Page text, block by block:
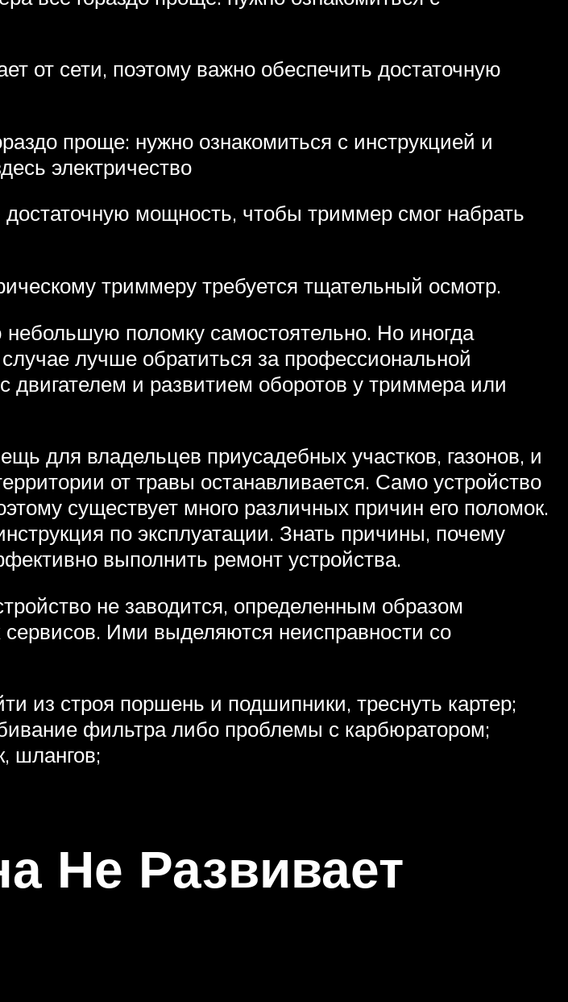
от сети, поэтому важно обеспечить достаточную
проще: нужно ознакомиться с инструкцией и
электричество
мощность, чтобы триммер смог набрать
триммеру требуется тщательный осмотр.
поломку самостоятельно. Но иногда
лучше обратиться за профессиональной
и развитием оборотов у триммера или
для владельцев приусадебных участков, газонов, и
от травы останавливается. Само устройство
существует много различных причин его поломок.
по эксплуатации. Знать причины, почему
выполнить ремонт устройства.
не заводится, определенным образом
Ими выделяются неисправности со
из строя поршень и подшипники, треснуть картер;
фильтра либо проблемы с карбюратором;
шлангов;
Не Развивает